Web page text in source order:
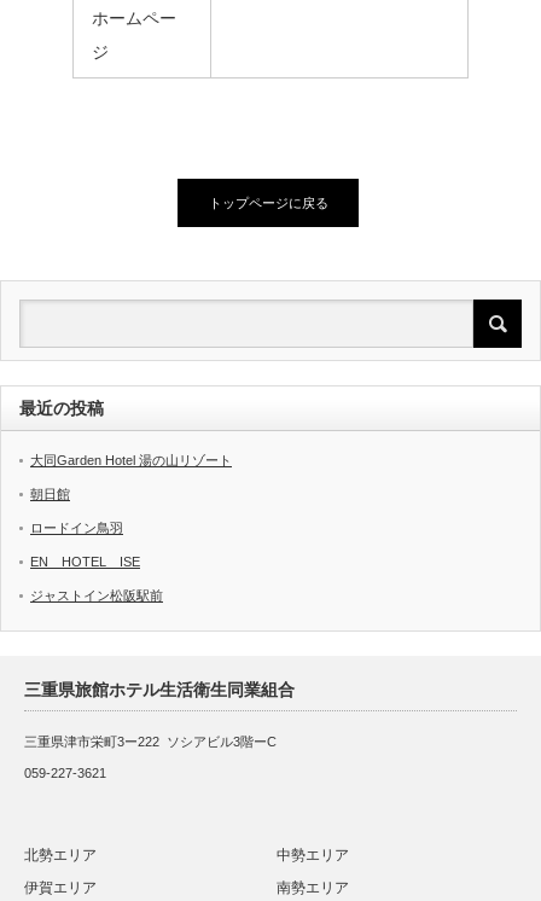
ホームペー
ジ
トップページに戻る
最近の投稿
大同Garden Hotel 湯の山リゾート
朝日館
ロードイン鳥羽
EN HOTEL ISE
ジャストイン松阪駅前
三重県旅館ホテル生活衛生同業組合
三重県津市栄町3ー222 ソシアビル3階ーC
059-227-3621
北勢エリア
中勢エリア
伊賀エリア
南勢エリア